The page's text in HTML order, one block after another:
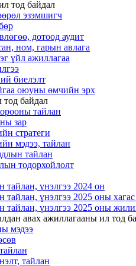
тод байдал
эзэмшигч
дотоод аудит
ном, гарын авлага
үйл ажиллагаа
биелэлт
оюуны өмчийн эрх
байдал
тайлан
зар
стратеги
мэдээ, тайлан
тайлан
тодорхойлолт
тайлан, үнэлгээ 2024 он
тайлан, үнэлгээ 2025 оны
тайлан, үнэлгээ 2025 оны
авах ажиллагааны ил тод
мэдээ
тайлан